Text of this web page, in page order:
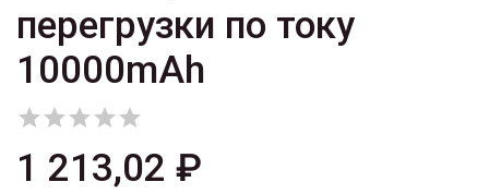
перегрузки по току
10000mAh

1 213,02 ₽